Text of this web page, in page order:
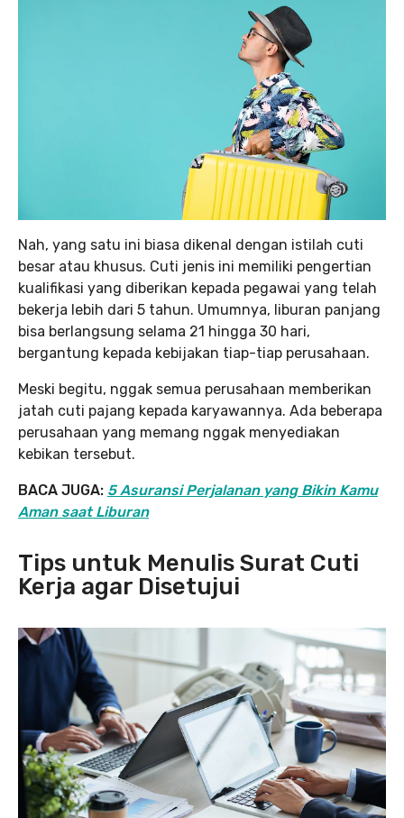
Nah, yang satu ini biasa dikenal dengan istilah cuti
besar atau khusus. Cuti jenis ini memiliki pengertian
kualifikasi yang diberikan kepada pegawai yang telah
bekerja lebih dari 5 tahun. Umumnya, liburan panjang
bisa berlangsung selama 21 hingga 30 hari,
bergantung kepada kebijakan tiap-tiap perusahaan.
Meski begitu, nggak semua perusahaan memberikan
jatah cuti pajang kepada karyawannya. Ada beberapa
perusahaan yang memang nggak menyediakan
kebikan tersebut.
BACA JUGA: 5 Asuransi Perjalanan yang Bikin Kamu
Aman saat Liburan
Tips untuk Menulis Surat Cuti
Kerja agar Disetujui